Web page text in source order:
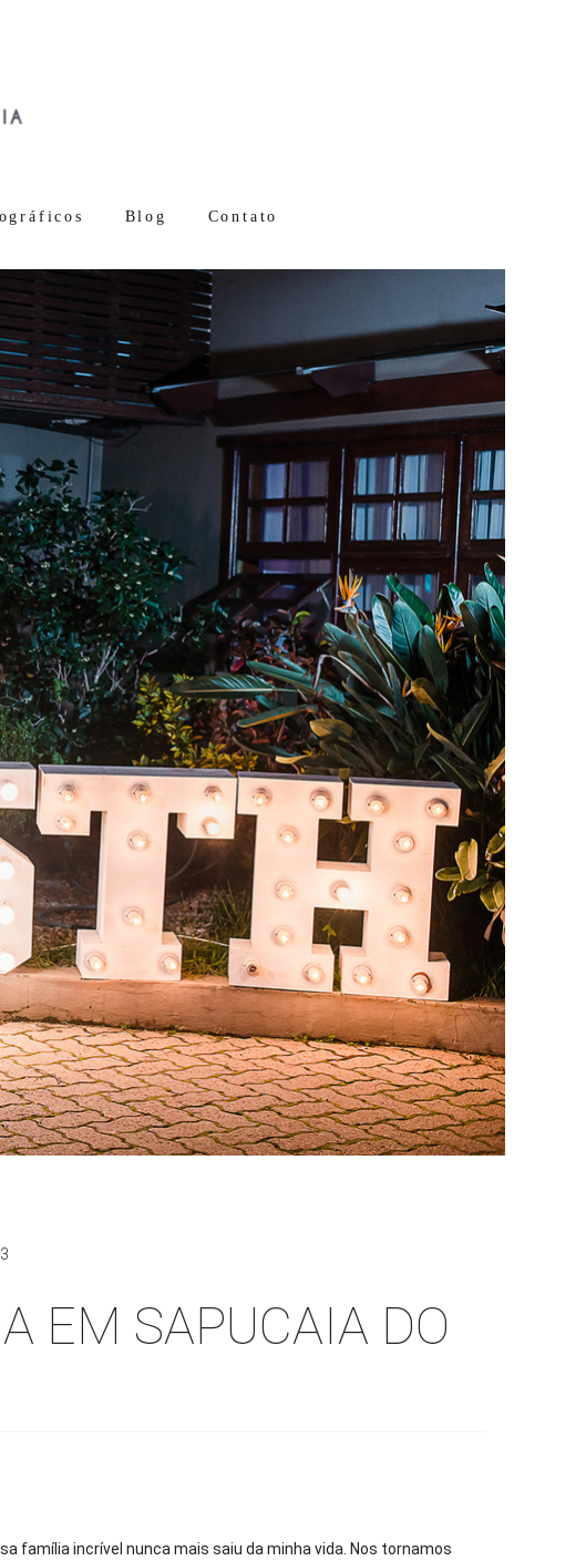
Blog Contato
EM SAPUCAIA DO
família incrível nunca mais saiu da minha vida. Nos tornamos